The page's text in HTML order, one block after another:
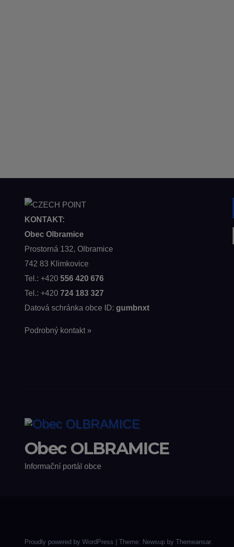
KONTAKT:
Obec Olbramice
Prostorná 132, Olbramice
742 83 Klimkovice
Tel.: +420 556 420 676
Tel.: +420 724 183 327
Datová schránka obce ID: gumbnxt
Podrobný kontakt »
Obec OLBRAMICE
Informační portál obce
Proudly powered by WordPress Theme: Newsup by Themeansar.